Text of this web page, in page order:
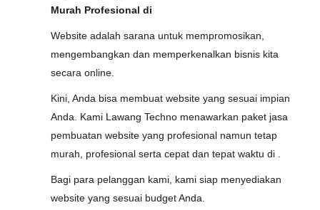
Murah Profesional di
Website adalah sarana untuk mempromosikan,
mengembangkan dan memperkenalkan bisnis kita
secara online.
Kini, Anda bisa membuat website yang sesuai impian
Anda. Kami Lawang Techno menawarkan paket jasa
pembuatan website yang profesional namun tetap
murah, profesional serta cepat dan tepat waktu di .
Bagi para pelanggan kami, kami siap menyediakan
website yang sesuai budget Anda.